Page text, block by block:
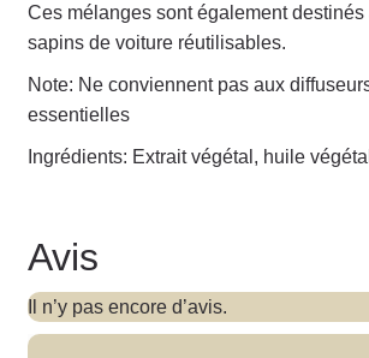
Ces mélanges sont également destinés
sapins de voiture réutilisables.
Note: Ne conviennent pas aux
essentielles
Ingrédients: Extrait végétal, huile
Avis
Il n’y pas encore d’avis.